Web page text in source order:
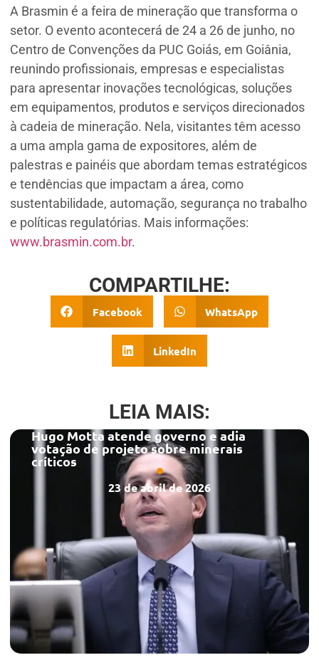
A Brasmin é a feira de mineração que transforma o
setor. O evento acontecerá de 24 a 26 de junho, no
Centro de Convenções da PUC Goiás, em Goiânia,
reunindo profissionais, empresas e especialistas
para apresentar inovações tecnológicas, soluções
em equipamentos, produtos e serviços direcionados
à cadeia de mineração. Nela, visitantes têm acesso
a uma ampla gama de expositores, além de
palestras e painéis que abordam temas estratégicos
e tendências que impactam a área, como
sustentabilidade, automação, segurança no trabalho
e políticas regulatórias. Mais informações:
www.brasmin.com.br.
COMPARTILHE:
Facebook WhatsApp
LinkedIn
LEIA MAIS:
Hugo Motta atende governo e adia
votação de projeto sobre minerais
críticos
23 de abril de 2026